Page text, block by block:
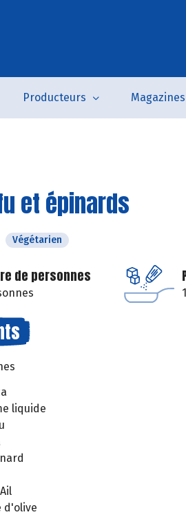
Producteurs Magazines
et épinards
Végétarien
de personnes
liquide
d'olive